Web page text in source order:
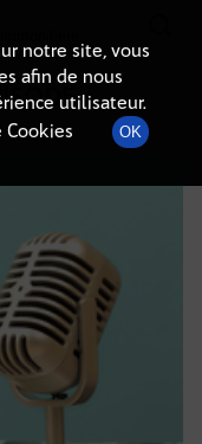
notre site, vous
afin de nous
utilisateur.
Cookies
OK